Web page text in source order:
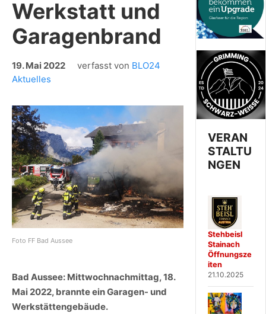
Werkstatt und
Garagenbrand
19. Mai 2022 verfasst von BLO24
Aktuelles
Foto FF Bad Aussee
Bad Aussee: Mittwochnachmittag, 18.
Mai 2022, brannte ein Garagen- und
Werkstättengebäude.
VERAN
STALTU
NGEN
Stehbeisl
Stainach
Öffnungsze
iten
21.10.2025